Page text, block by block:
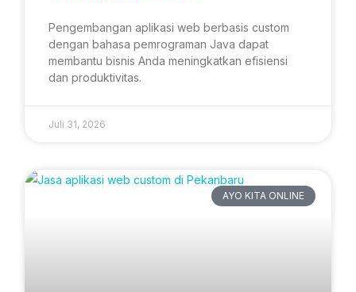
Pengembangan aplikasi web berbasis custom
dengan bahasa pemrograman Java dapat
membantu bisnis Anda meningkatkan efisiensi
dan produktivitas.
Juli 31, 2026
AYO KITA ONLINE